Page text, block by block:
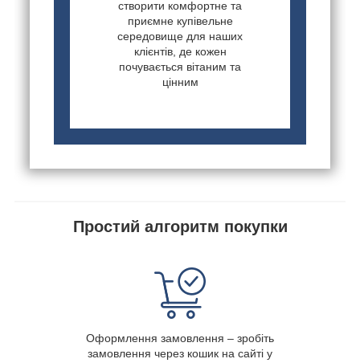
створити комфортне та
приємне купівельне
середовище для наших
клієнтів, де кожен
почувається вітаним та
цінним
Простий алгоритм покупки
Оформлення замовлення – зробіть
замовлення через кошик на сайті у